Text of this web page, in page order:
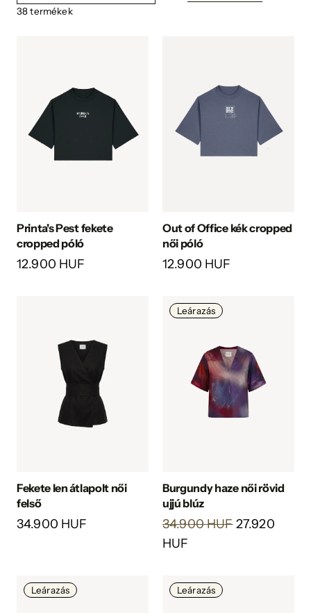
38termékek
Printa's Pest fekete
cropped póló
12.900 HUF
Out of Office kék cropped
női póló
12.900 HUF
Fekete len átlapolt női
felső
34.900 HUF
Leárazás
Burgundy haze női rövid
ujjú blúz
34.900 HUF 27.920
HUF
Leárazás Leárazás